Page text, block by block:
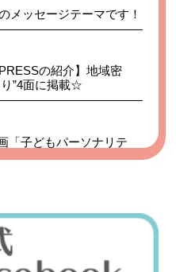
メッセージテーマです！
の紹介】地域密
”4面に掲載☆
「子どもパーソナリテ
知らせ＊ 8月3日(月)～8